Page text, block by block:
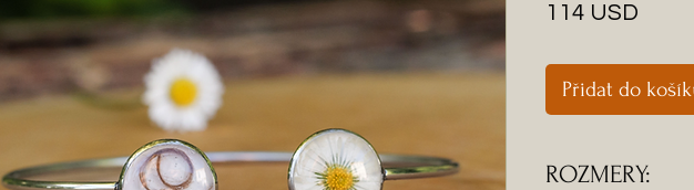
114 USD
Přidat do
ROZMERY: